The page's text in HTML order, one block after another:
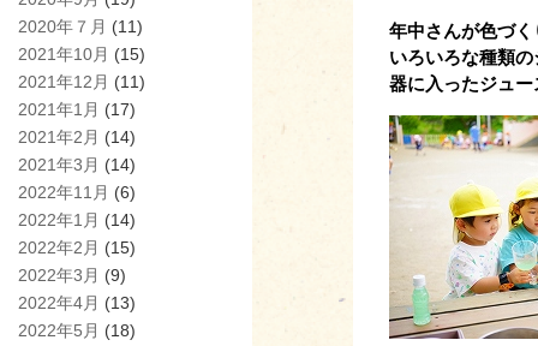
2020年７月 (11)
2021年10月 (15)
2021年12月 (11)
2021年1月 (17)
2021年2月 (14)
2021年3月 (14)
2022年11月 (6)
2022年1月 (14)
2022年2月 (15)
2022年3月 (9)
2022年4月 (13)
2022年5月 (18)
年中さんが色づ
いろいろな種類
器に入ったジュ